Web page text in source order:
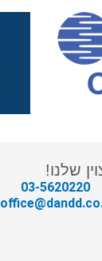
שלנו!
03-5620220